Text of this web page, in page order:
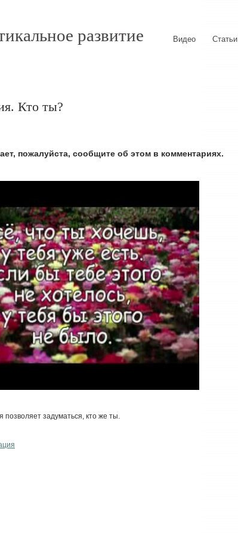
развитие Видео Статьи
Кто ты?
пожалуйста, сообщите об этом в комментариях.
задуматься, кто же ты.